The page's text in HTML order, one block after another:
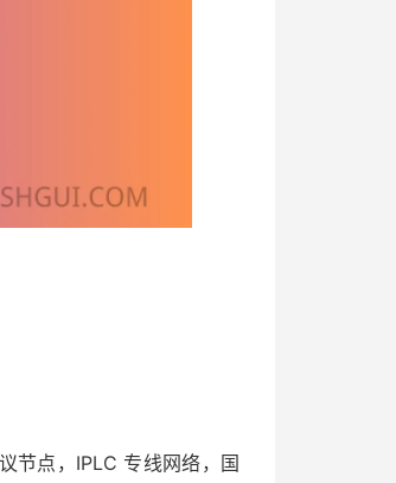
节点，IPLC 专线网络，国